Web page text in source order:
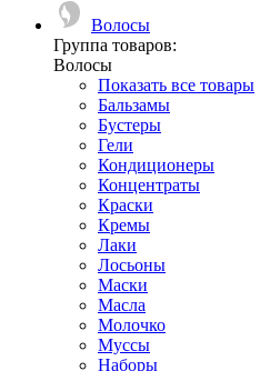
Волосы
Группа товаров:
Волосы
Показать все товары
Бальзамы
Бустеры
Гели
Кондиционеры
Концентраты
Краски
Кремы
Лаки
Лосьоны
Маски
Масла
Молочко
Муссы
Наборы